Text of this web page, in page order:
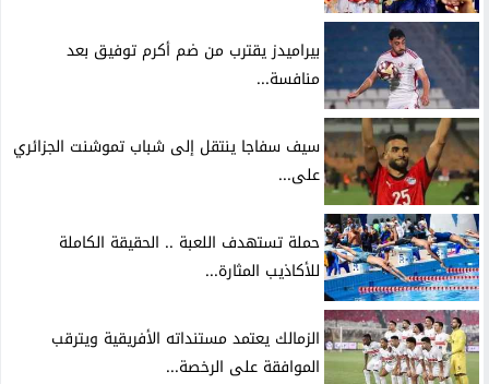
بيراميدز يقترب من ضم أكرم توفيق بعد
منافسة...
سيف سفاجا ينتقل إلى شباب تموشنت الجزائري
على...
حملة تستهدف اللعبة .. الحقيقة الكاملة
للأكاذيب المثارة...
الزمالك يعتمد مستنداته الأفريقية ويترقب
الموافقة على الرخصة...